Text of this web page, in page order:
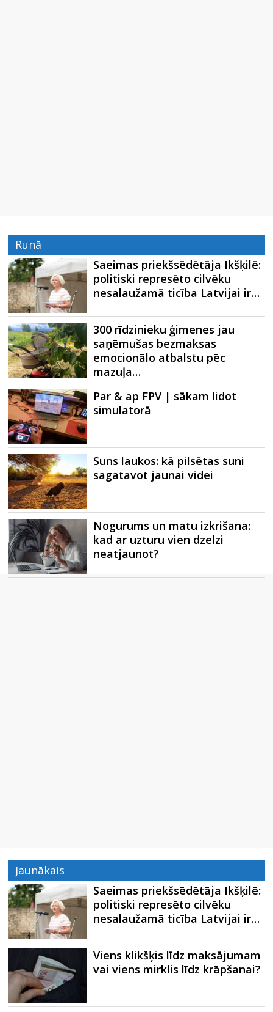
Runā
Saeimas priekšsēdētāja Ikšķilē:
politiski represēto cilvēku
nesalaužamā ticība Latvijai ir…
300 rīdzinieku ģimenes jau
saņēmušas bezmaksas
emocionālo atbalstu pēc
mazuļa…
Par & ap FPV | sākam lidot
simulatorā
Suns laukos: kā pilsētas suni
sagatavot jaunai videi
Nogurums un matu izkrišana:
kad ar uzturu vien dzelzi
neatjaunot?
Jaunākais
Saeimas priekšsēdētāja Ikšķilē:
politiski represēto cilvēku
nesalaužamā ticība Latvijai ir…
Viens klikšķis līdz maksājumam
vai viens mirklis līdz krāpšanai?